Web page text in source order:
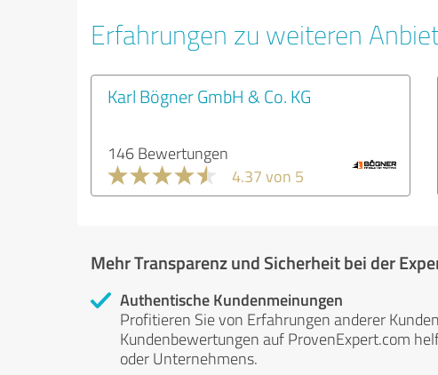
Erfahrungen zu weiteren
Karl Bögner GmbH & Co. KG
146 Bewertungen
4.37 von 5
Mehr Transparenz und Sicherheit bei der
Authentische Kundenmeinungen
Profitieren Sie von Erfahrungen anderer
Kundenbewertungen auf ProvenExpert.com
oder Unternehmens.